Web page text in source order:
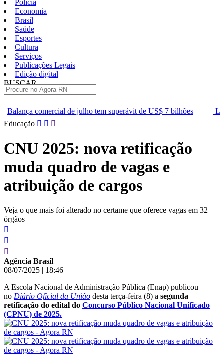
Polícia
Economia
Brasil
Saúde
Esportes
Cultura
Serviços
Publicações Legais
Edição digital
BUSCAR
julho tem superávit de US$ 7 bilhões
Lei que aumenta
Pular
conteúdo
Educação
CNU 2025: nova retificação
muda quadro de vagas e
atribuição de cargos
Veja o que mais foi alterado no certame que oferece vagas em 32
órgãos
Agência Brasil
08/07/2025 | 18:46
A Escola Nacional de Administração Pública (Enap) publicou
no Diário Oficial da União desta terça-feira (8) a segunda
retificação do edital do Concurso Público Nacional Unificado
(CPNU) de 2025.